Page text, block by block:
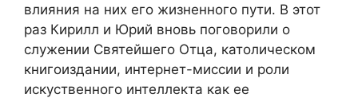
влияния на них его жизненного пути. В этот
раз Кирилл и Юрий вновь поговорили о
служении Святейшего Отца, католическом
книгоиздании, интернет-миссии и роли
искуственного интеллекта как ее